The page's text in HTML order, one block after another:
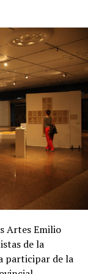
de 10 a
“caja de
ubicada en
de la
de Buenos Aires.
y egresó de la
de
Argentina de
de Noruega y
Artes Emilio
de la
participar de la